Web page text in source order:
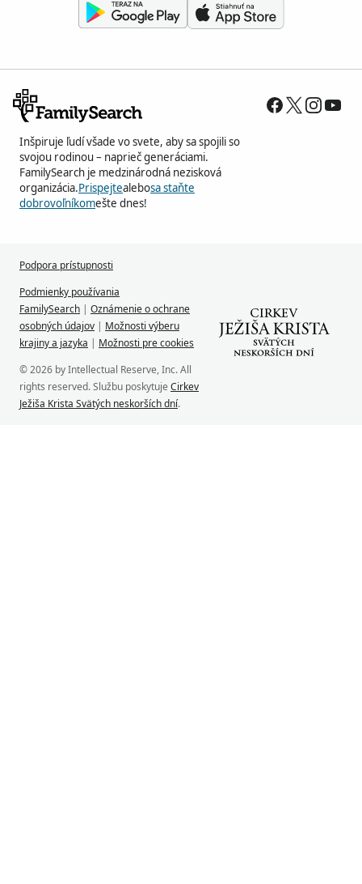
Inšpiruje ľudí všade vo svete, aby sa spojili so
svojou rodinou – naprieč generáciami.
FamilySearch je medzinárodná nezisková
organizácia.Prispejtealebosa staňte
dobrovoľníkomešte dnes!
Podpora prístupnosti
Podmienky používania
FamilySearch | Oznámenie o ochrane
osobných údajov | Možnosti výberu
krajiny a jazyka | Možnosti pre cookies
© 2026 by Intellectual Reserve, Inc. All
rights reserved. Službu poskytuje Cirkev
Ježiša Krista Svätých neskorších dní.